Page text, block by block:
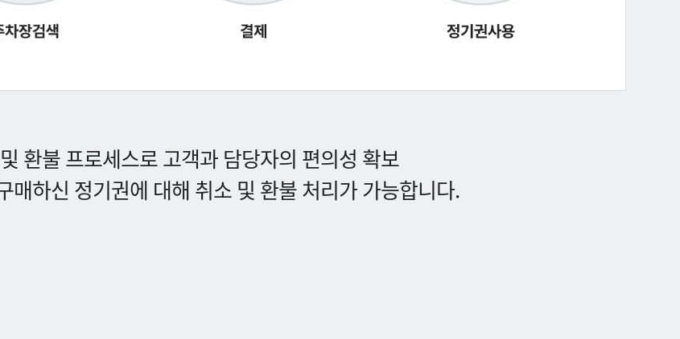
환불 프로세스로 고객과 담당자의 편의성 확보
매하신 정기권에 대해 취소 및 환불 처리가 가능합니다.